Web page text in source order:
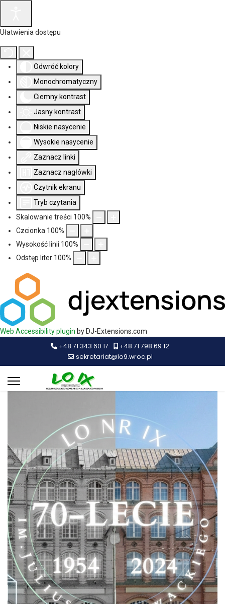
Ułatwienia dostępu
Odwróć kolory
Monochromatyczny
Ciemny kontrast
Jasny kontrast
Niskie nasycenie
Wysokie nasycenie
Zaznacz linki
Zaznacz nagłówki
Czytnik ekranu
Tryb czytania
Skalowanie treści 100%
Czcionka 100%
Wysokość linii 100%
Odstęp liter 100%
Web Accessibility plugin by DJ-Extensions.com
+48 71 343 60 17
+48 71 798 69 12
sekretariat@lo9.wroc.pl